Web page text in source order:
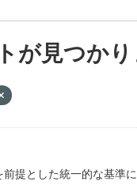
が見つかり
提とした統一的な基準